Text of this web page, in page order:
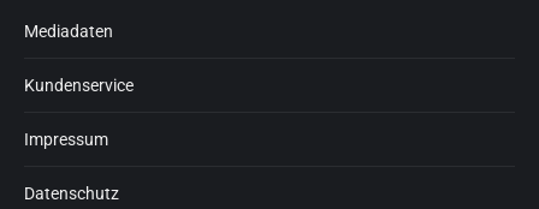
Mediadaten
Kundenservice
Impressum
Datenschutz